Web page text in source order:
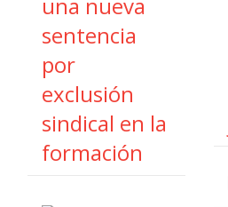
sentencia
por
exclusión
sindical en la
formación